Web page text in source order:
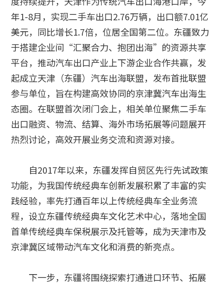
年1-8月，实现二手车出口2.76万辆，出口额7.01亿
美元，同比增长1.7倍，位居全国第二位。东疆致力
于搭建企业间“汇聚合力、抱团出海”的资源共享
平台，推动汽车出口产业上下游企业合作共赢，发
起成立天津（东疆）汽车出海联盟，发布首批联盟
参与单位，旨在构建高效协同的京津冀汽车出海生
态圈。在联盟首次闭门会上，相关单位聚焦二手车
出口融资、物流、结算、海外市场拓展等问题展开
热烈讨论，高效开展业务交流和资源对接。
自2017年以来，东疆发挥自贸区先行先试政策
功能，为我国传统经典车创新发展积累了丰富的实
践经验，率先打通百年以上传统经典车全业务流
程，设立东疆传统经典车文化艺术中心，落地全国
首单传统经典车保税展示及托管等，成为天津市及
京津冀区域带动汽车文化和消费的新亮点。
下一步，东疆将围绕探索打通进口环节、拓展